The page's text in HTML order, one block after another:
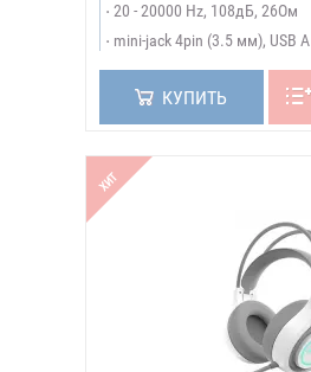
20 - 20000 Hz, 108дБ, 26Ом
mini-jack 4pin (3.5 мм), USB A
КУПИТЬ
ХИТ